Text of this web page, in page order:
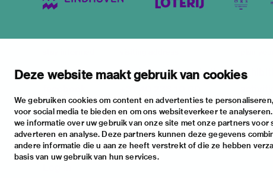
Deze website maakt gebruik van cookies
We gebruiken cookies om content en advertenties te
voor social media te bieden en om ons websiteverkeer te
we informatie over uw gebruik van onze site met onze partners voor
adverteren en analyse. Deze partners kunnen deze gegevens
andere informatie die u aan ze heeft verstrekt of die ze hebben
basis van uw gebruik van hun services.
newsletter
instagram
twitter
linkedin
stratumsedijk 2 eindhoven
info@vanabbemuseum.nl